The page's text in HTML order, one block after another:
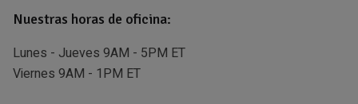
Nuestras horas de oficina:
Lunes - Jueves 9AM - 5PM ET
Viernes 9AM - 1PM ET